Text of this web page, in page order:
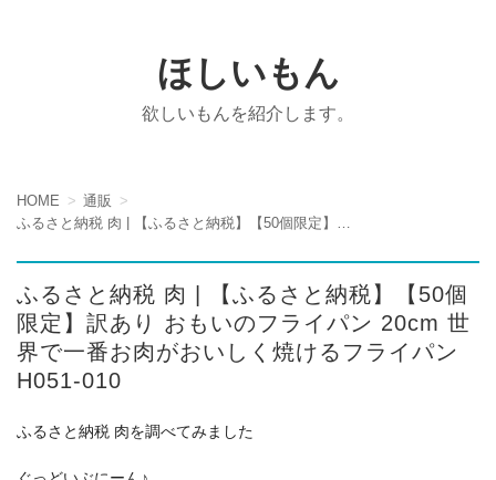
ほしいもん
欲しいもんを紹介します。
HOME
通販
ふるさと納税 肉 | 【ふるさと納税】【50個
限定】訳あり おもいのフライパン 20cm 世
界で一番お肉がおいしく焼けるフライパン
H051-010
ふるさと納税 肉を調べてみました